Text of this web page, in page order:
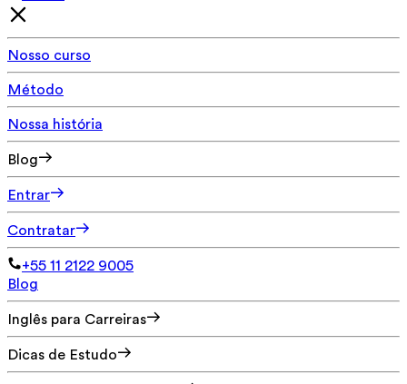
Nosso curso
Método
Nossa história
Blog
Entrar
Contratar
+55 11 2122 9005
Blog
Inglês para Carreiras
Dicas de Estudo